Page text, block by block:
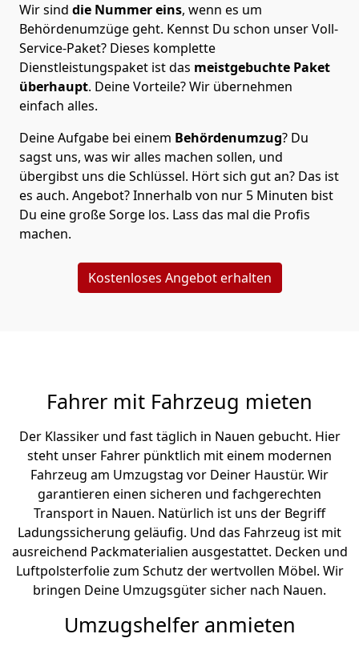
Wir sind die Nummer eins, wenn es um
Behördenumzüge geht. Kennst Du schon unser Voll-
Service-Paket? Dieses komplette
Dienstleistungspaket ist das meistgebuchte Paket
überhaupt. Deine Vorteile? Wir übernehmen
einfach alles.
Deine Aufgabe bei einem Behördenumzug? Du
sagst uns, was wir alles machen sollen, und
übergibst uns die Schlüssel. Hört sich gut an? Das ist
es auch. Angebot? Innerhalb von nur 5 Minuten bist
Du eine große Sorge los. Lass das mal die Profis
machen.
Kostenloses Angebot erhalten
Fahrer mit Fahrzeug mieten
Der Klassiker und fast täglich in Nauen gebucht. Hier
steht unser Fahrer pünktlich mit einem modernen
Fahrzeug am Umzugstag vor Deiner Haustür. Wir
garantieren einen sicheren und fachgerechten
Transport in Nauen. Natürlich ist uns der Begriff
Ladungssicherung geläufig. Und das Fahrzeug ist mit
ausreichend Packmaterialien ausgestattet. Decken und
Luftpolsterfolie zum Schutz der wertvollen Möbel. Wir
bringen Deine Umzugsgüter sicher nach Nauen.
Umzugshelfer anmieten